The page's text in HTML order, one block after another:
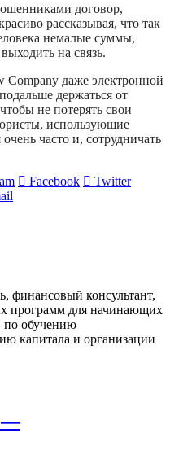
договор,
рассказывая, что так
немалые суммы,
на связь.
Company даже электронной
держаться от
не потерять свои
использующие
часто и, сотрудничать
Facebook
Twitter
финансовый консультант,
программ для начинающих
по обучению
капитала и организации
—